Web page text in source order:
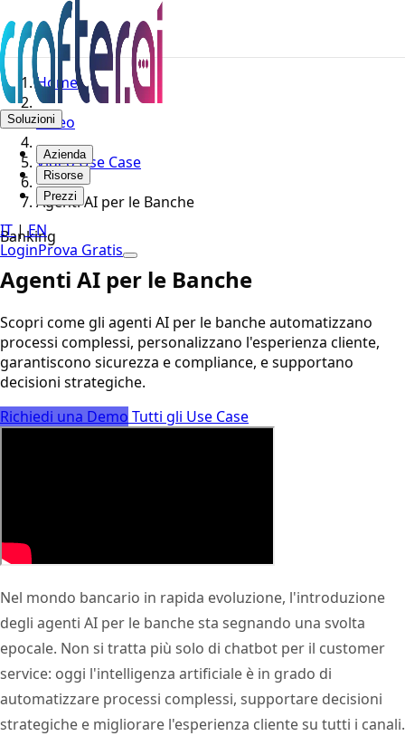
Soluzioni
Azienda
Risorse
Prezzi
IT|EN
LoginProva Gratis
Home
Video
Video Use Case
Agenti AI per le Banche
Banking
Agenti AI per le Banche
Scopri come gli agenti AI per le banche automatizzano
processi complessi, personalizzano l'esperienza cliente,
garantiscono sicurezza e compliance, e supportano
decisioni strategiche.
Richiedi una Demo Tutti gli Use Case
Nel mondo bancario in rapida evoluzione, l'introduzione
degli agenti AI per le banche sta segnando una svolta
epocale. Non si tratta più solo di chatbot per il customer
service: oggi l'intelligenza artificiale è in grado di
automatizzare processi complessi, supportare decisioni
strategiche e migliorare l'esperienza cliente su tutti i canali.